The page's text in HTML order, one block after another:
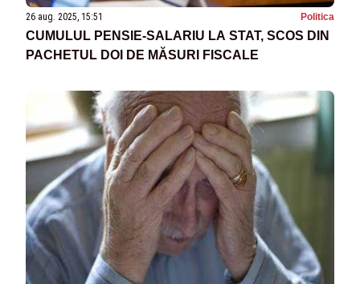
26 aug. 2025, 15:51 Politica
CUMULUL PENSIE-SALARIU LA STAT, SCOS DIN
PACHETUL DOI DE MĂSURI FISCALE